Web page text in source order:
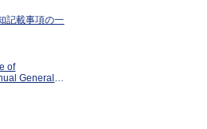
記載事項の一
of
General